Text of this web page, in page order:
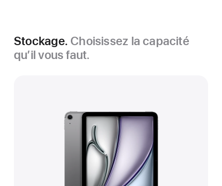
Stockage. Choisissez la capacité
qu’il vous faut.